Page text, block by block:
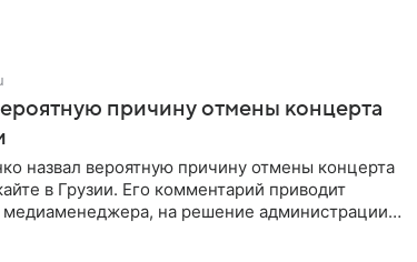
причину отмены концерта
назвал вероятную причину отмены концерта
в Грузии. Его комментарий приводит
медиаменеджера, на решение администрации